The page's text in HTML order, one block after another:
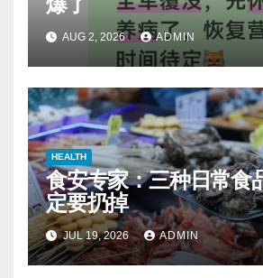
AUG 2, 2026 ADMIN
HEALTH
食安专家：三种日常食
定要扔掉
JUL 19, 2026 ADMIN